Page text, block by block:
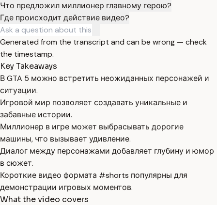
Что предложил миллионер главному герою?
Где происходит действие видео?
Generated from the transcript and can be wrong — check
the timestamp.
Key Takeaways
В GTA 5 можно встретить неожиданных персонажей и
ситуации.
Игровой мир позволяет создавать уникальные и
забавные истории.
Миллионер в игре может выбрасывать дорогие
машины, что вызывает удивление.
Диалог между персонажами добавляет глубину и юмор
в сюжет.
Короткие видео формата #shorts популярны для
демонстрации игровых моментов.
What the video covers